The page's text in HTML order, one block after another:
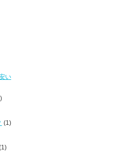
い
(1)